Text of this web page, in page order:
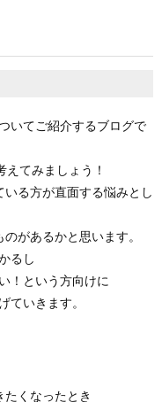
いてご紹介するブログで
てみましょう！
る方が直面する悩みとし
があるかと思います。
るし
！という方向けに
ていきます。
くなったとき